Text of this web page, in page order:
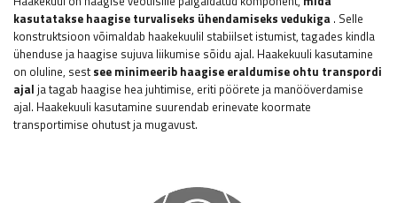
kasutatakse haagise turvaliseks ühendamiseks vedukiga . Selle
konstruktsioon võimaldab haakekuulil stabiilset istumist, tagades kindla
ühenduse ja haagise sujuva liikumise sõidu ajal. Haakekuuli kasutamine
on oluline, sestsee minimeerib haagise eraldumise ohtu transpordi
ajal ja tagab haagise hea juhtimise, eriti pöörete ja manööverdamise
ajal. Haakekuuli kasutamine suurendab erinevate koormate
transportimise ohutust ja mugavust.